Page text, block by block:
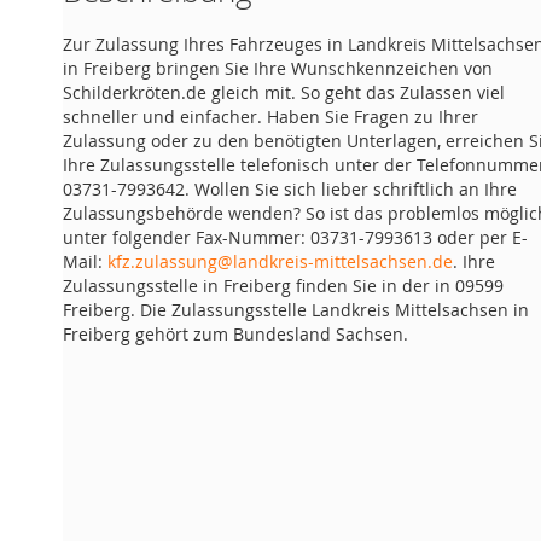
Zur Zulassung Ihres Fahrzeuges in Landkreis
in Freiberg bringen Sie Ihre Wunschkennzeichen von
Schilderkröten.de gleich mit. So geht das Zulassen viel
schneller und einfacher. Haben Sie Fragen zu Ihrer
Zulassung oder zu den benötigten Unterlagen, erreichen
Ihre Zulassungsstelle telefonisch unter der
03731-7993642. Wollen Sie sich lieber schriftlich an Ihre
Zulassungsbehörde wenden? So ist das problemlos
unter folgender Fax-Nummer: 03731-7993613 oder per E-
Mail: kfz.zulassung@landkreis-mittelsachsen.de. Ihre
Zulassungsstelle in Freiberg finden Sie in der in 09599
Freiberg. Die Zulassungsstelle Landkreis Mittelsachsen in
Freiberg gehört zum Bundesland Sachsen.